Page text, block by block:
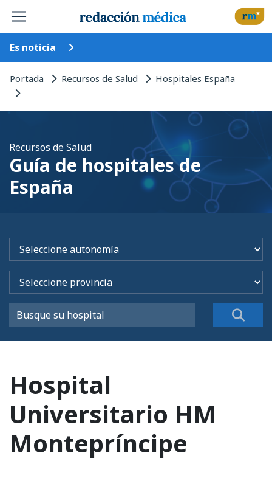
Es noticia
Portada Recursos de Salud Hospitales España
Recursos de Salud
Guía de hospitales de
España
Hospital
Universitario HM
Montepríncipe